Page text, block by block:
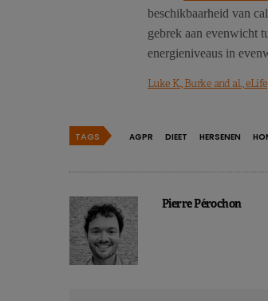
beschikbaarheid van
gebrek aan evenwicht
energieniveaus in
Luke K., Burke and al.,
TAGS AGPR DIEET HERSENEN
Pierre Pérochon